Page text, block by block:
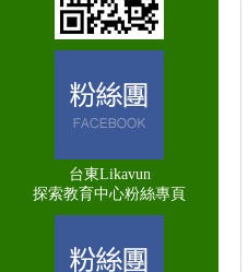
台東Likavun
探索教育中心粉絲專頁